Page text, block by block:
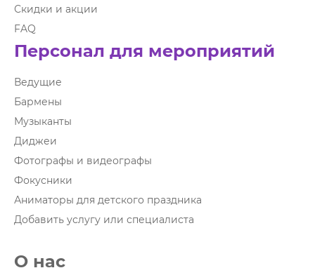
Скидки и акции
FAQ
Персонал для мероприятий
Ведущие
Бармены
Музыканты
Диджеи
Фотографы и видеографы
Фокусники
Аниматоры для детского праздника
Добавить услугу или специалиста
О нас